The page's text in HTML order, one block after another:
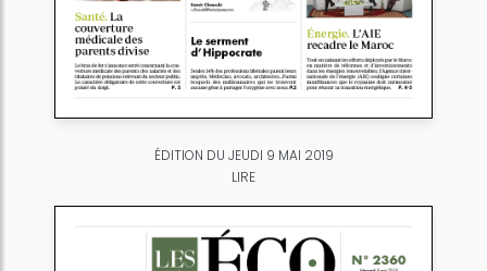
ÉDITION DU JEUDI 9 MAI 2019
LIRE